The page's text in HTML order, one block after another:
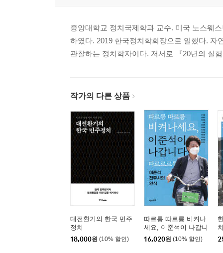
중앙대학교 정치국제학과 교수. 미국 노스웨
하였다. 2019 한국정치학회장으로 일했다. 자
관찰하는 정치학자이다. 저서로 『20년의 실
작가의 다른 상품
대전환기의 한국 민주
정치
18,000원 (10% 할인)
따르릉 따르릉 비켜나
세요, 이준석이 나갑니
다 따르르르릉
16,020원 (10% 할인)